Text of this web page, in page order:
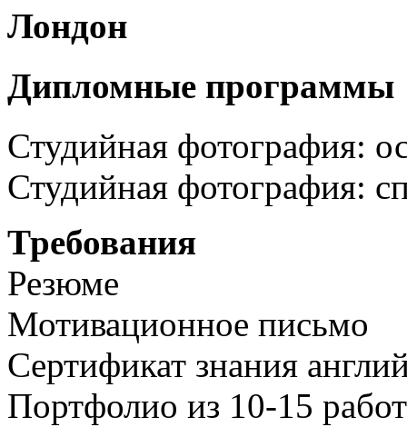
Лондон
Дипломные программы
Студийная фотография:
Студийная фотография:
Требования
Резюме
Мотивационное письмо
Сертификат знания
Портфолио из 10-15 работ